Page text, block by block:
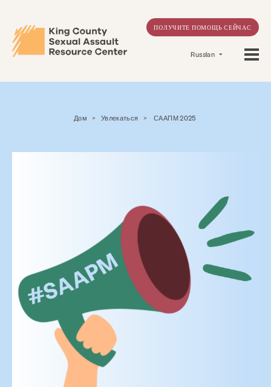
ПОЛУЧИТЕ ПОМОЩЬ СЕЙЧАС
Russian
Дом > Увлекаться > СААПМ 2025